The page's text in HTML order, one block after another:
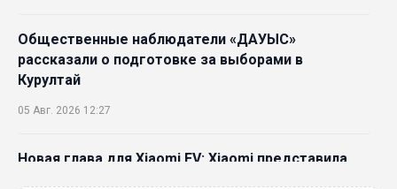
Общественные наблюдатели «ДАУЫС»
рассказали о подготовке за выборами в
Курултай
05 Авг. 2026 12:27
Новая глава для Xiaomi EV: Xiaomi представила